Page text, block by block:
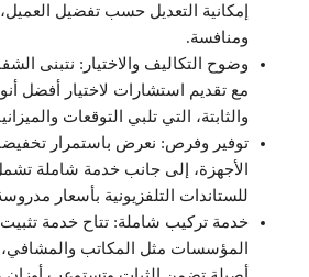
إمكانية التعديل حسب تفضيل
ومنافسة.
وضوح التكاليف والاختيار: نتبنى
مع تقديم استشارات لاختيار أفضل
والثابتة، التي تلبي التوقعات
توفير وفرص: نعرض باستمرار
الأجهزة، إلى جانب خدمة شاملة
للستاندات التلفزيونية بأسعار
خدمة تركيب شاملة: تتاح خدمة تثبيت
المؤسسات مثل المكاتب والمشافي،